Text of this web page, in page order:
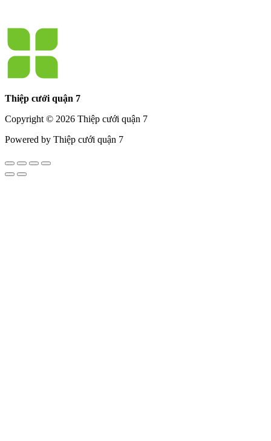
Thiệp cưới quận 7
Copyright © 2026 Thiệp cưới quận 7
Powered by Thiệp cưới quận 7